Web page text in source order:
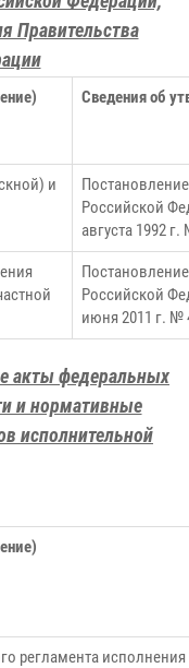
Правительства
Сведения об
и
Российской
августа 1992
Российской
июня 2011 г. №
акты федеральных
и нормативные
исполнительной
регламента